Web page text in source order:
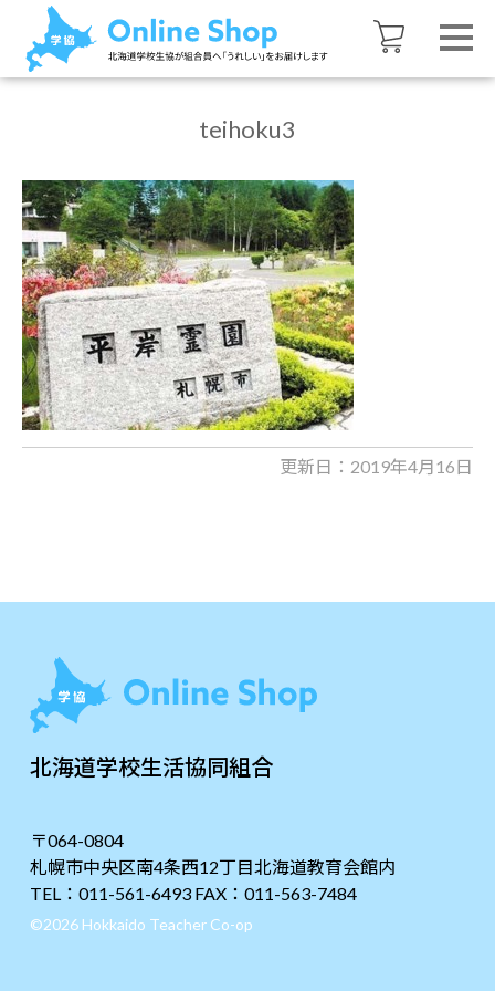
teihoku3
更新日：2019年4月16日
北海道学校生活協同組合
〒064-0804
札幌市中央区南4条西12丁目北海道教育会館内
TEL：011-561-6493 FAX：011-563-7484
©2026 Hokkaido Teacher Co-op